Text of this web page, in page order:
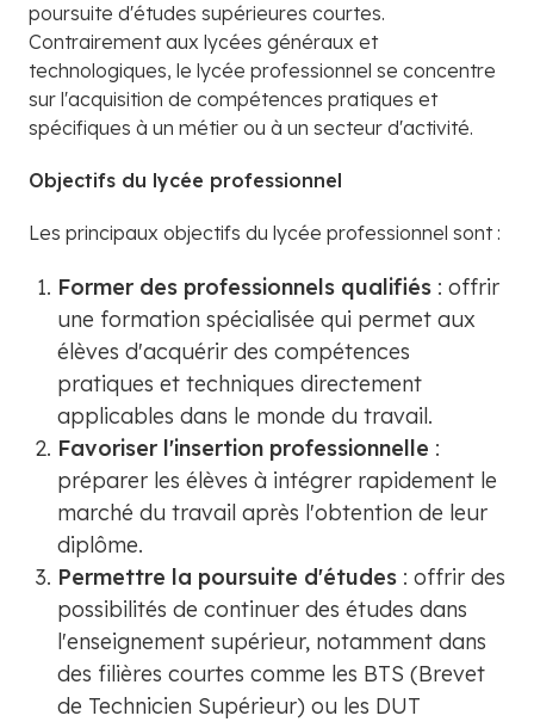
poursuite d'études supérieures courtes.
Contrairement aux lycées généraux et
technologiques, le lycée professionnel se concentre
sur l'acquisition de compétences pratiques et
spécifiques à un métier ou à un secteur d'activité.
Objectifs du lycée professionnel
Les principaux objectifs du lycée professionnel sont :
Former des professionnels qualifiés : offrir
une formation spécialisée qui permet aux
élèves d'acquérir des compétences
pratiques et techniques directement
applicables dans le monde du travail.
Favoriser l'insertion professionnelle :
préparer les élèves à intégrer rapidement le
marché du travail après l'obtention de leur
diplôme.
Permettre la poursuite d'études : offrir des
possibilités de continuer des études dans
l'enseignement supérieur, notamment dans
des filières courtes comme les BTS (Brevet
de Technicien Supérieur) ou les DUT